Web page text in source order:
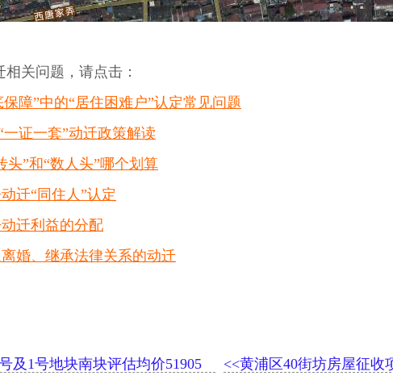
相关问题，请点击：
保障”中的“居住困难户”认定常见问题
一证一套”动迁政策解读
头”和“数人头”哪个划算
迁“同住人”认定
迁利益的分配
婚、继承法律关系的动迁
及1号地块南块评估均价51905
<<黄浦区40街坊房屋征收